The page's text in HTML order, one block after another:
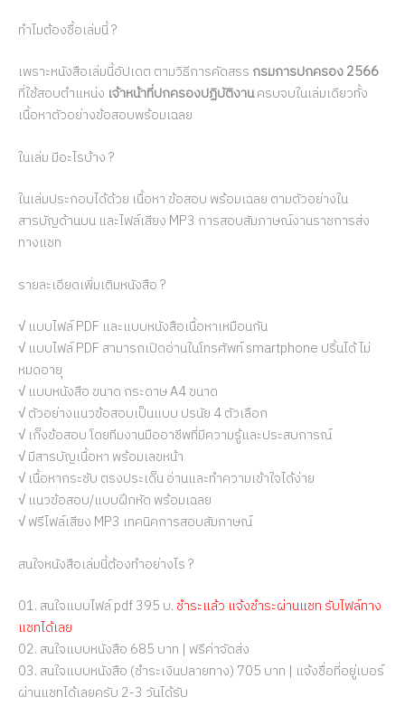
ทำไมต้องชื้อเล่มนี้ ?
เพราะหนังสือเล่มนี้อัปเดต ตามวิธีการคัดสรร กรมการปกครอง 2566
ที่ใช้สอบตำแหน่ง เจ้าหน้าที่ปกครองปฏิบัติงานครบจบในเล่มเดียวทั้ง
เนื้อหาตัวอย่างข้อสอบพร้อมเฉลย
ในเล่ม มีอะไรบ้าง ?
ในเล่มประกอบได้ด้วย เนื้อหา ข้อสอบ พร้อมเฉลย ตามตัวอย่างใน
สารบัญด้านบน และไฟล์เสียง MP3 การสอบสัมภาษณ์งานราชการส่ง
ทางแชท
รายละเอียดเพิ่มเติมหนังสือ ?
√ แบบไฟล์ PDF และแบบหนังสือเนื้อหาเหมือนกัน
√ แบบไฟล์ PDF สามารถเปิดอ่านในโทรศัพท์ smartphone ปริ้นได้ ไม่
หมดอายุ
√ แบบหนังสือ ขนาด กระดาษ A4 ขนาด
√ ตัวอย่างแนวข้อสอบเป็นแบบ ปรนัย 4 ตัวเลือก
√ เก็งข้อสอบ โดยทีมงานมืออาชีพที่มีความรู้และประสบการณ์
√ มีสารบัญเนื้อหา พร้อมเลขหน้า
√ เนื้อหากระชับ ตรงประเด็น อ่านและทำความเข้าใจได้ง่าย
√ แนวข้อสอบ/แบบฝึกหัด พร้อมเฉลย
√ ฟรีไฟล์เสียง MP3 เทคนิคการสอบสัมภาษณ์
สนใจหนังสือเล่มนี้ต้องทำอย่างไร ?
01. สนใจแบบไฟล์ pdf 395 บ. ชำระแล้ว แจ้งชำระผ่านแชท รับไฟล์ทาง
แชทได้เลย
02. สนใจแบบหนังสือ 685 บาท | ฟรีค่าจัดส่ง
03. สนใจแบบหนังสือ (ชำระเงินปลายทาง) 705 บาท | แจ้งชื่อที่อยู่เบอร์
ผ่านแชทได้เลยครับ 2-3 วันได้รับ